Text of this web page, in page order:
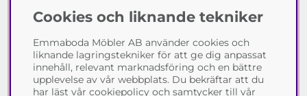
Emmaboda Möbler AB
I fyra generationer har vi hjälpt människor att möblera
sina hem och uppfylla sina inredningsdrömmar med
möbeldesign av högsta kvalitet. Vi vill hjälpa just dig att
skapa ditt drömhem - kontakta gärna oss och berätta
Cookies och liknande tekniker
Emmaboda Möbler AB använder cookies och
liknande lagringstekniker för att ge dig anpassat
innehåll, relevant marknadsföring och en bättre
upplevelse av vår webbplats. Du bekräftar att du
har läst vår cookiepolicy och samtycker till vår